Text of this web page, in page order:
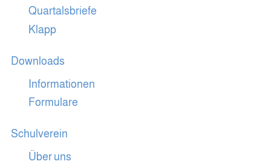
Quartalsbriefe
Klapp
Downloads
Informationen
Formulare
Schulverein
Über uns